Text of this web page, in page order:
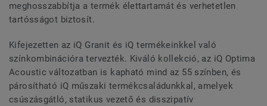
meghosszabbítja a termék élettartamát és verhetetlen
tartósságot biztosít.
Kifejezetten az iQ Granit és iQ termékeinkkel való
színkombinációra tervezték. Kiváló kollekció, az iQ Optima
Acoustic változatban is kapható mind az 55 színben, és
párosítható iQ műszaki termékcsaládunkkal, amelyek
csúszásgátló, statikus vezető és disszipatív